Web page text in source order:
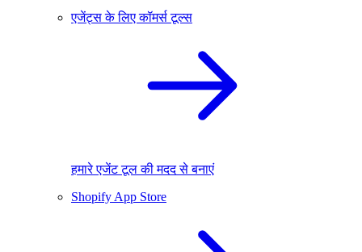
एजेंट्स के लिए कॉमर्स टूल्स
हमारे एजेंट टूल की मदद से बनाएं
Shopify App Store